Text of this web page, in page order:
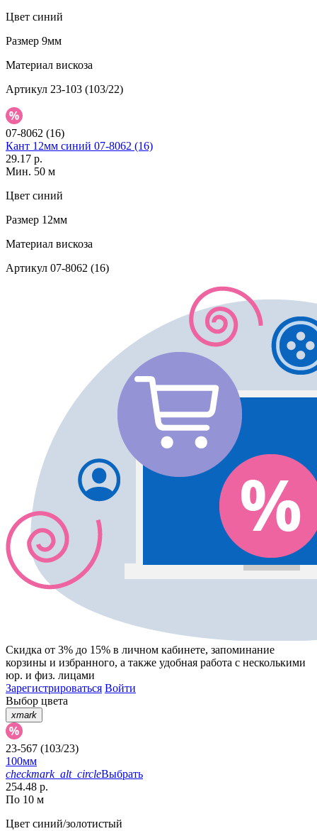
Цвет синий
Размер 9мм
Материал вискоза
Артикул 23-103 (103/22)
07-8062 (16)
Кант 12мм синий 07-8062 (16)
29.17 р.
Мин. 50 м
Цвет синий
Размер 12мм
Материал вискоза
Артикул 07-8062 (16)
Скидка от 3% до 15% в личном кабинете, запоминание
корзины и избранного, а также удобная работа с несколькими
юр. и физ. лицами
Зарегистрироваться Войти
Выбор цвета
xmark
23-567 (103/23)
100мм
checkmark_alt_circleВыбрать
254.48 р.
По 10 м
Цвет синий/золотистый